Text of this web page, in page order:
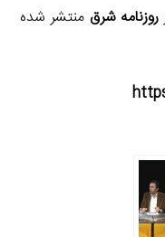
روزنامه شرقمنتشر شده